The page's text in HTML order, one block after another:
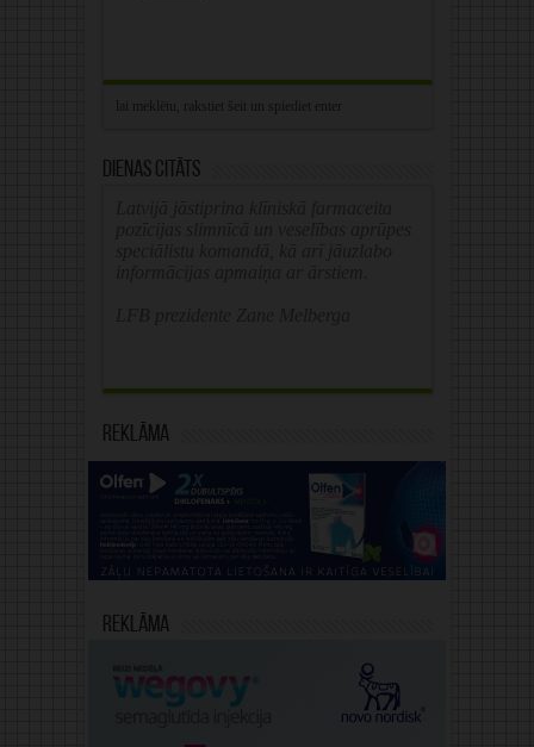
Dienas citāts
Reklāma
Reklāma